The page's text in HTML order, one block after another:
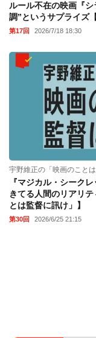
ルール不在の映画『
調”というサプライズ
第17回 2026/7/18 18:30
宇野維正の「映画のことは
『マジカル・シーク
きてる人間のリアリ
とは監督に訊け」】
第30回 2026/6/25 21:15